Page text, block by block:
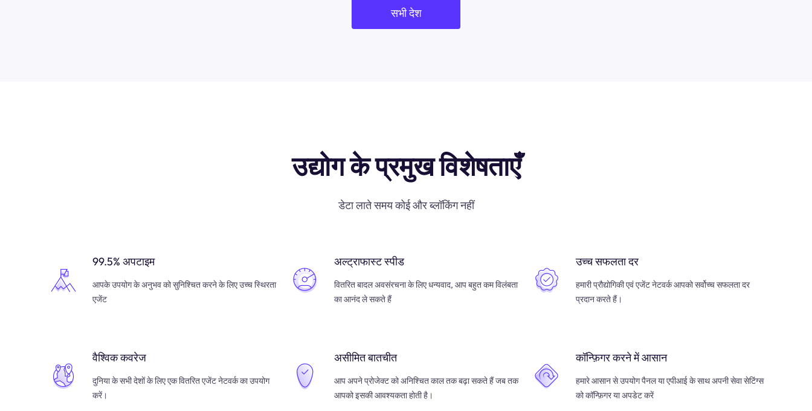
सभी देश
उद्योग के प्रमुख विशेषताएँ
डेटा लाते समय कोई और ब्लॉकिंग नहीं
99.5% अपटाइम
आपके उपयोग के अनुभव को सुनिश्चित करने के लिए उच्च स्थिरता
एजेंट
अल्ट्राफास्ट स्पीड
वितरित बादल अवसंरचना के लिए धन्यवाद, आप बहुत कम विलंबता
का आनंद ले सकते हैं
उच्च सफलता दर
हमारी प्रौद्योगिकी एवं एजेंट नेटवर्क आपको सर्वोच्च सफलता दर
प्रदान करते हैं।
वैश्विक कवरेज
दुनिया के सभी देशों के लिए एक वितरित एजेंट नेटवर्क का उपयोग
करें।
असीमित बातचीत
आप अपने प्रोजेक्ट को अनिश्चित काल तक बढ़ा सकते हैं जब तक
आपको इसकी आवश्यकता होती है।
कॉन्फ़िगर करने में आसान
हमारे आसान से उपयोग पैनल या एपीआई के साथ अपनी सेवा सेटिंग्स
को कॉन्फ़िगर या अपडेट करें